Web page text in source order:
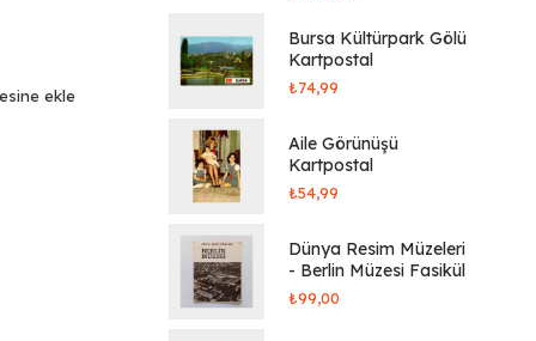
ekle
Bursa Kültürpark Gölü
Kartpostal
₺74,99
Aile Görünüşü
Kartpostal
₺54,99
Dünya Resim Müzeleri
- Berlin Müzesi Fasikül
₺99,00